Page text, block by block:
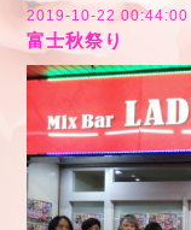
2019-10-22 00:44:00
富士秋祭り